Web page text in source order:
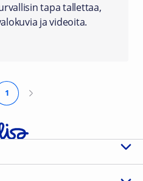
tapa tallettaa,
ja videoita.
1